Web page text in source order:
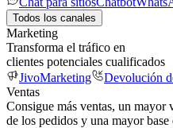
Todos los canales
Marketing
Transforma el tráfico en
clientes potenciales cualificados
JivoMarketing
Devolución
Ventas
Consigue más ventas, un mayor
de los pedidos y una mayor base